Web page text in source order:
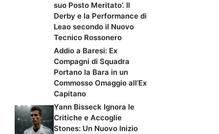
suo Posto Meritato’. Il
Derby e la Performance di
Leao secondo il Nuovo
Tecnico Rossonero
Addio a Baresi: Ex
Compagni di Squadra
Portano la Bara in un
Commosso Omaggio all’Ex
Capitano
Yann Bisseck Ignora le
Critiche e Accoglie
Stones: Un Nuovo Inizio